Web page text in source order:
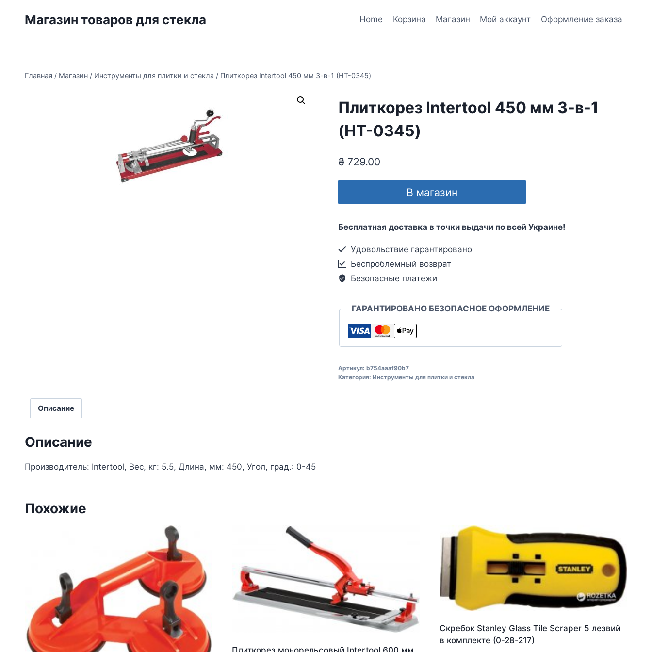
Магазин товаров для стекла Home Корзина Магазин Мой аккаунт Оформление заказа
Главная / Магазин / Инструменты для плитки и стекла / Плиткорез Intertool 450 мм 3-в-1 (HT-0345)
Плиткорез Intertool 450 мм 3-в-1
(HT-0345)
₴729.00
В магазин
Бесплатная доставка в точки выдачи по всей Украине!
Удовольствие гарантировано
Беспроблемный возврат
Безопасные платежи
ГАРАНТИРОВАНО БЕЗОПАСНОЕ ОФОРМЛЕНИЕ
Артикул: b754aaaf90b7
Категория: Инструменты для плитки и стекла
Описание
Описание
Производитель: Intertool, Вес, кг: 5.5, Длина, мм: 450, Угол, град.: 0-45
Похожие
Плиткорез монорельсовый Intertool 600 мм
Скребок Stanley Glass Tile Scraper 5 лезвий
в комплекте (0-28-217)